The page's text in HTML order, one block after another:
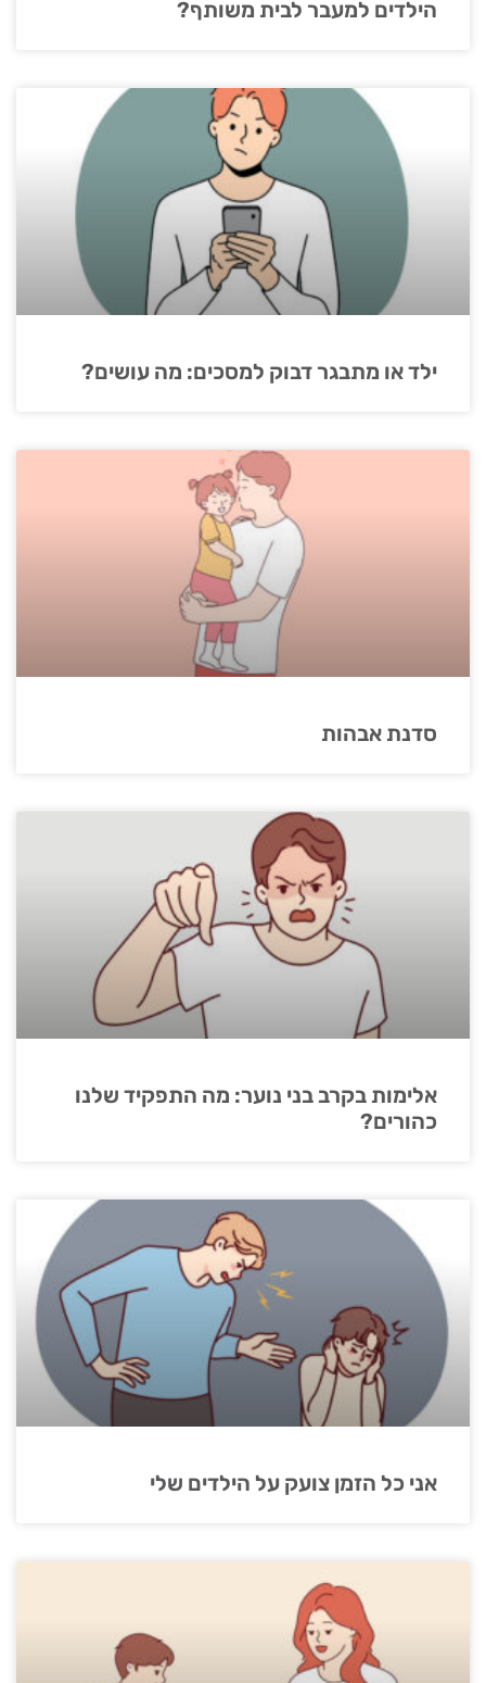
הילדים למעבר לבית משותף?
ילד או מתבגר דבוק למסכים: מה עושים?
סדנת אבהות
אלימות בקרב בני נוער: מה התפקיד שלנו
כהורים?
אני כל הזמן צועק על הילדים שלי